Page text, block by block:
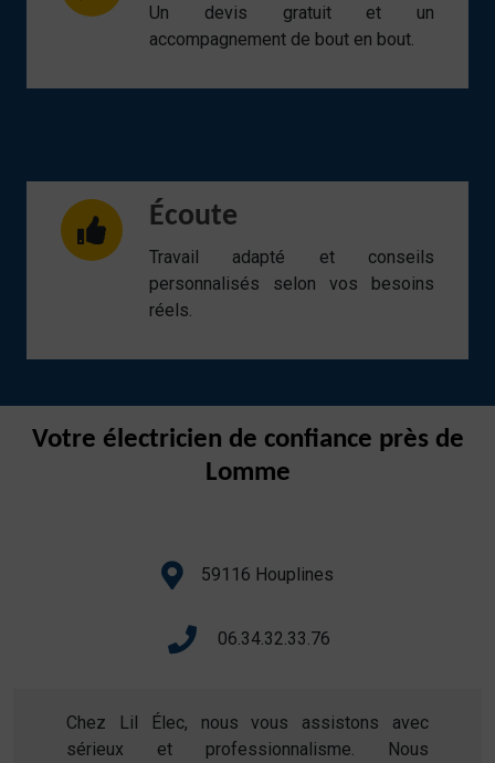
Un devis gratuit et un
accompagnement de bout en bout.
Écoute
Travail adapté et conseils
personnalisés selon vos besoins
réels.
Votre électricien de confiance près de
Lomme
59116 Houplines
06.34.32.33.76
Chez Lil Élec, nous vous assistons avec
sérieux et professionnalisme. Nous